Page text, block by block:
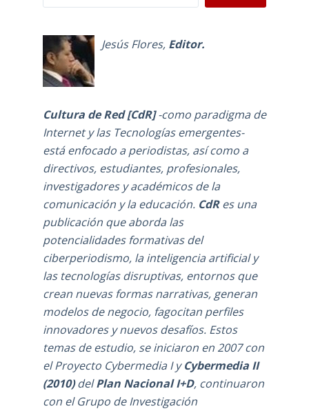
Jesús Flores, Editor.
Cultura de Red [CdR]-como paradigma de
Internet y las Tecnologías emergentes-
está enfocado a periodistas, así como a
directivos, estudiantes, profesionales,
investigadores y académicos de la
comunicación y la educación. CdRes una
publicación que aborda las
potencialidades formativas del
ciberperiodismo, la inteligencia artificial y
las tecnologías disruptivas, entornos que
crean nuevas formas narrativas, generan
modelos de negocio, fagocitan perfiles
innovadores y nuevos desafíos. Estos
temas de estudio, se iniciaron en 2007 con
el Proyecto Cybermedia I yCybermedia II
(2010) delPlan Nacional I+D, continuaron
con elGrupo de Investigación